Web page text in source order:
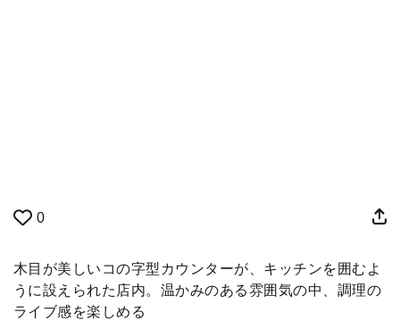
0
木目が美しいコの字型カウンターが、キッチンを囲むよ
うに設えられた店内。温かみのある雰囲気の中、調理の
ライブ感を楽しめる